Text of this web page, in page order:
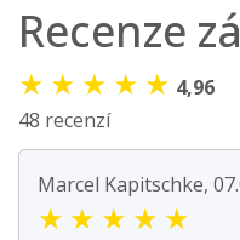
Recenze
★ ★ ★ ★ ★ 4,96
48 recenzí
Marcel Kapitschke,
★ ★ ★ ★ ★